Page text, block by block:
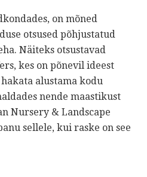
on mõned
otsused põhjustatud
Näiteks otsustavad
kes on põnevil ideest
alustama kodu
nende maastikust
Nursery & Landscape
sellele, kui raske on see